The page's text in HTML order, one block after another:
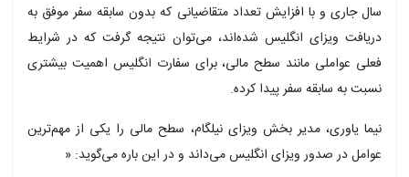
جاری و با افزایش تعداد متقاضیانی که بدون سابقه سفر موفق به
ویزای انگلیس شده‌اند، می‌توان نتیجه گرفت که در شرایط
عواملی مانند سطح مالی، برای سفارت انگلیس اهمیت بیشتری
به سابقه سفر پیدا کرده‌.
یاوری، مدیر بخش ویزای نیلگام، سطح مالی را یکی از مهم‌ترین
در صدور ویزای انگلیس می‌داند و در این باره می‌گوید: «